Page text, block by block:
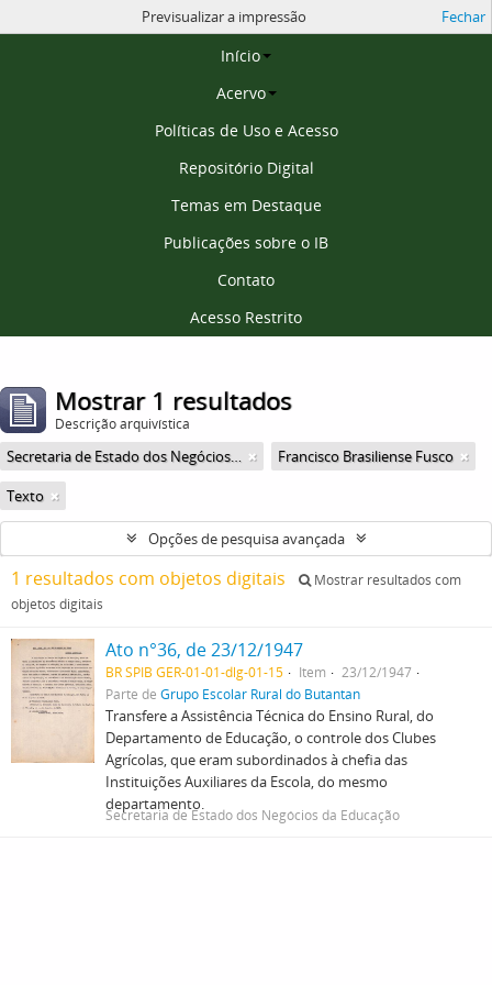
Página inicial
Início
Acervo
Políticas de Uso e Acesso
Repositório Digital
Temas em Destaque
Publicações sobre o IB
Contato
Acesso Restrito
Previsualizar a impressão Fechar
Mostrar 1 resultados
Descrição arquivística
Secretaria de Estado dos Negócios da Educação
Francisco Brasiliense Fusco
Texto
Opções de pesquisa avançada
1 resultados com objetos digitais
Mostrar resultados com
objetos digitais
Ato n°36, de 23/12/1947
BR SPIB GER-01-01-dlg-01-15 Item
23/12/1947
Parte de Grupo Escolar Rural do Butantan
Transfere a Assistência Técnica do Ensino Rural, do
Departamento de Educação, o controle dos Clubes
Agrícolas, que eram subordinados à chefia das
Instituições Auxiliares da Escola, do mesmo
departamento.
Secretaria de Estado dos Negócios da Educação